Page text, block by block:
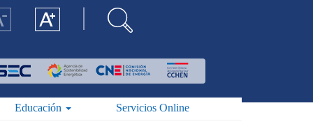
Educación Servicios Online